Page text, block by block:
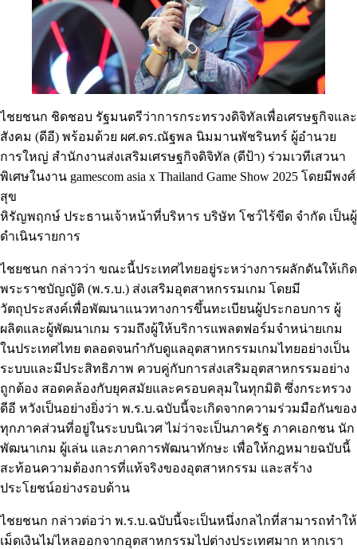
ไชยชนก ชิดชอบ รัฐมนตรีว่าการกระทรวงดิจิทัลเพื่อเศรษฐกิจและ
สังคม (ดีอี) พร้อมด้วย ผศ.ดร.ณัฐพล นิมมานพัชรินทร์ ผู้อำนวย
การใหญ่ สำนักงานส่งเสริมเศรษฐกิจดิจิทัล (ดีป้า) ร่วมเวทีเสวนา
พิเศษในงาน gamescom asia x Thailand Game Show 2025 โดยมีพงศ์
สุข
หิรัญพฤกษ์ ประธานเจ้าหน้าที่บริหาร บริษัท โชว์ไร้ขีด จำกัด เป็นผู้
ดำเนินรายการ
ไชยชนก กล่าวว่า ขณะนี้ประเทศไทยอยู่ระหว่างการผลักดันให้เกิด
พระราชบัญญัติ (พ.ร.บ.) ส่งเสริมอุตสาหกรรมเกม โดยมี
วัตถุประสงค์เพื่อพัฒนาแนวทางการขึ้นทะเบียนผู้ประกอบการ ผู้
ผลิตและผู้พัฒนาเกม รวมถึงผู้ให้บริการแพลตฟอร์มจำหน่ายเกม
ในประเทศไทย ตลอดจนกำกับดูแลอุตสาหกรรมเกมไทยอย่างเป็น
ระบบและมีประสิทธิภาพ ควบคู่กับการส่งเสริมอุตสาหกรรมอย่าง
ถูกต้อง สอดคล้องกับยุคสมัยและครอบคลุมในทุกมิติ ซึ่งกระทรวง
ดีอี หวังเป็นอย่างยิ่งว่า พ.ร.บ.ฉบับนี้จะเกิดจากความร่วมมือกันของ
ทุกภาคส่วนที่อยู่ในระบบนิเวศ ไม่ว่าจะเป็นภาครัฐ ภาคเอกชน นัก
พัฒนาเกม ผู้เล่น และภาคการพัฒนาทักษะ เพื่อให้กฎหมายฉบับนี้
สะท้อนความต้องการที่แท้จริงของอุตสาหกรรม และสร้าง
ประโยชน์อย่างรอบด้าน
ไชยชนก กล่าวต่อว่า พ.ร.บ.ฉบับนี้จะเป็นหนึ่งกลไกที่สามารถทำให้
เม็ดเงินไม่ไหลออกจากอุตสาหกรรมไปต่างประเทศมาก หากเรา